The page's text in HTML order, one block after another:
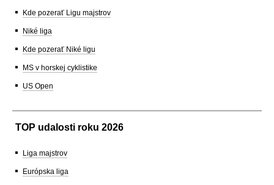
Kde pozerať Ligu majstrov
Niké liga
Kde pozerať Niké ligu
MS v horskej cyklistike
US Open
TOP udalosti roku 2026
Liga majstrov
Európska liga